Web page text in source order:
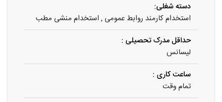
دسته شغلی:
استخدام کارمند روابط عمومی , استخدام منشی مطب
حداقل مدرک تحصیلی :
لیسانس
ساعت کاری :
تمام وقت